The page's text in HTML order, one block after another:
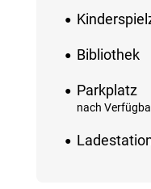
Bibliothek
Parkplatz
nach